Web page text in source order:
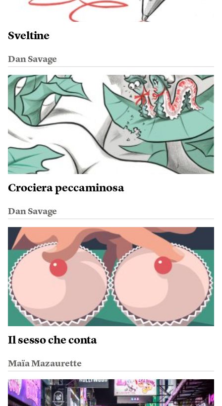
Sveltine
Dan Savage
Crociera peccaminosa
Dan Savage
Il sesso che conta
Maïa Mazaurette